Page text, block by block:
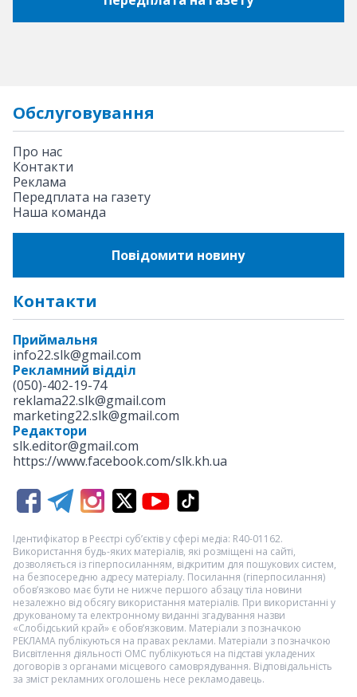
Обслуговування
Про нас
Контакти
Реклама
Передплата на газету
Наша команда
Повідомити новину
Контакти
Приймальня
info22.slk@gmail.com
Рекламний відділ
(050)-402-19-74
reklama22.slk@gmail.com
marketing22.slk@gmail.com
Редактори
slk.editor@gmail.com
https://www.facebook.com/slk.kh.ua
Ідентифікатор в Реєстрі суб’єктів у сфері медіа: R40-01162.
Використання будь-яких матеріалів, які розміщені на сайті,
дозволяється із гіперпосиланням, відкритим для пошукових систем,
на безпосередню адресу матеріалу. Посилання (гіперпосилання)
обов’язково має бути не нижче першого абзацу тіла новини
незалежно від обсягу використання матеріалів. При використанні у
друкованому та електронному виданні згадування назви
«Слобідський край» є обов’язковим. Матеріали з позначкою
РЕКЛАМА публікуються на правах реклами. Матеріали з позначкою
Висвітлення діяльності ОМС публікуються на підставі укладених
договорів з органами місцевого самоврядування. Відповідальність
за зміст рекламних оголошень несе рекламодавець.